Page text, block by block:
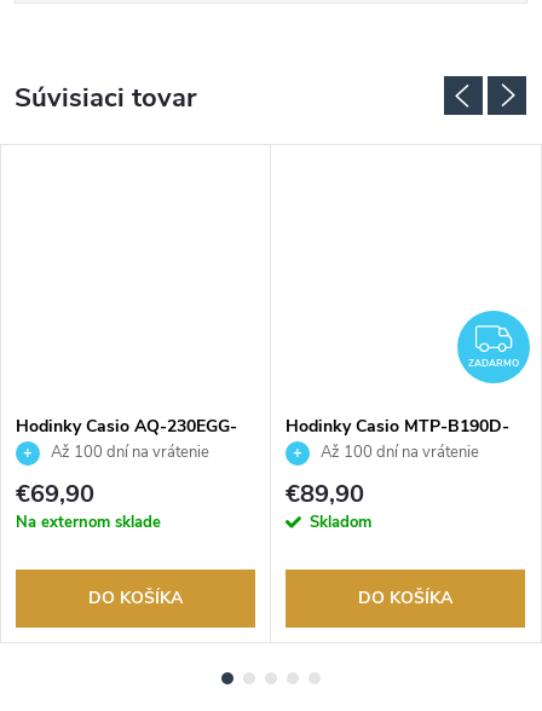
Súvisiaci tovar
Hodinky Casio AQ-230EGG-
3AEFAž 100 dní na vrátenie
tovaru. Autorizovaný predajca.
€69,90
Na externom sklade
DO KOŠÍKA
ZADARMO
Hodinky Casio MTP-B190D-
1BVEFAž 100 dní na vrátenie
tovaru. Autorizovaný predajca.
€89,90
Skladom
DO KOŠÍKA